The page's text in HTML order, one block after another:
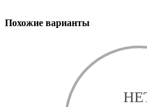
Похожие варианты